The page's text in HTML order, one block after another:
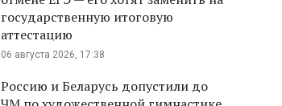
государственную итоговую
аттестацию
06 августа 2026, 17:38
Россию и Беларусь допустили до